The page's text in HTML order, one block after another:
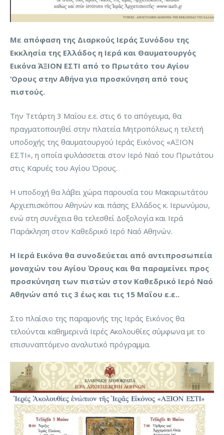
Με απόφαση της Διαρκούς Ιεράς Συνόδου της
Εκκλησία της Ελλάδος η Ιερά και Θαυματουργός
Εικόνα ΆΞΙΟΝ ΕΣΤΙ από το Πρωτάτο του Αγίου
‘Ορους στην Αθήνα για προσκύνηση από τους
πιστούς.
Την Τετάρτη 3 Μαΐου ε.ε. στις 6 το απόγευμα, θα
πραγματοποιηθεί στην πλατεία Μητροπόλεως η τελετή
υποδοχής της θαυματουργού Ιεράς Εικόνος «ΑΞΙΟΝ
ΕΣΤΙ», η οποία φυλάσσεται στον Ιερό Ναό του Πρωτάτου
στις Καρυές του Αγίου Όρους.
Η υποδοχή θα λάβει χώρα παρουσία του Μακαριωτάτου
Αρχιεπισκόπου Αθηνών και πάσης Ελλάδος κ. Ιερωνύμου,
ενώ στη συνέχεια θα τελεσθεί Δοξολογία και Ιερά
Παράκληση στον Καθεδρικό Ιερό Ναό Αθηνών.
Η Ιερά Εικόνα θα συνοδεύεται από αντιπροσωπεία
μοναχών του Αγίου Όρους και θα παραμείνει προς
προσκύνηση των πιστών στον Καθεδρικό Ιερό Ναό
Αθηνών από τις 3 έως και τις 15 Μαΐου ε.ε..
Στο πλαίσιο της παραμονής της Ιεράς Εικόνoς θα
τελούνται καθημερινά Ιερές Ακολουθίες σύμφωνα με το
επισυναπτόμενο αναλυτικό πρόγραμμα.